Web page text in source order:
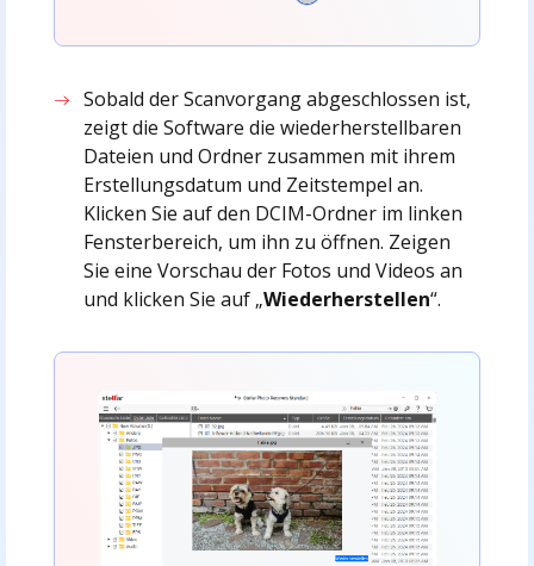
Sobald der Scanvorgang abgeschlossen ist,
zeigt die Software die wiederherstellbaren
Dateien und Ordner zusammen mit ihrem
Erstellungsdatum und Zeitstempel an.
Klicken Sie auf den DCIM-Ordner im linken
Fensterbereich, um ihn zu öffnen. Zeigen
Sie eine Vorschau der Fotos und Videos an
und klicken Sie auf „Wiederherstellen“.